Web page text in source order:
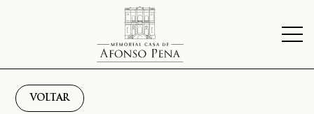
VOLTAR